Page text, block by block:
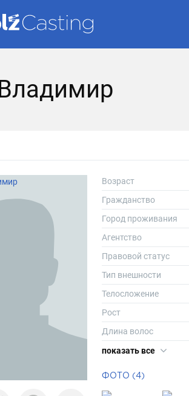
Возраст
Гражданство
Город проживания
Агентство
Правовой статус
Тип внешности
Телосложение
Рост
Длина волос
Цвет волос
показать все
ФОТО (4)